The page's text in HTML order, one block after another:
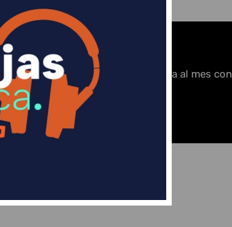
18 meses por una pequeña cuota al mes con